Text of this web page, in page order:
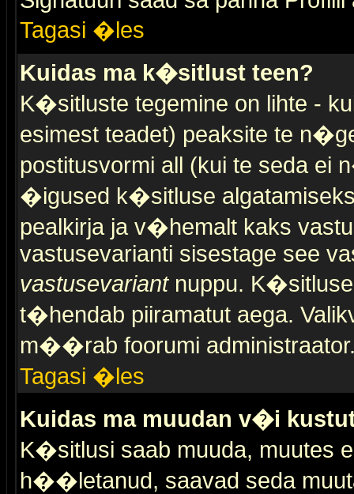
Tagasi �les
Kuidas ma k�sitlust teen?
K�sitluste tegemine on lihte -
esimest teadet) peaksite te
postitusvormi all (kui te seda ei
�igused k�sitluse
pealkirja ja v�hemalt kaks
vastusevarianti sisestage see
vastusevariantnuppu.
t�hendab piiramatut aega.
m��rab foorumi
Tagasi �les
Kuidas ma muudan v�i
K�sitlusi saab muuda, muutes
h��letanud, saavad seda